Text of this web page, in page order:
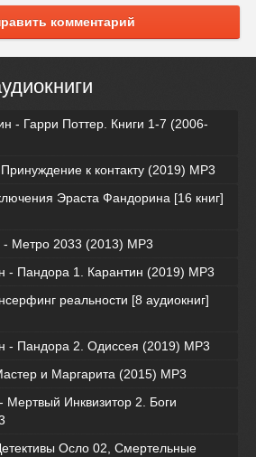
комментарий
- Гарри Поттер. Книги 1-7 (2006-
к контакту (2019) MP3
Эраста Фандорина [16 книг]
- Метро 2033 (2013) MP3
- Пандора 1. Карантин (2019) MP3
реальности [8 аудиокниг]
- Пандора 2. Одиссея (2019) MP3
и Маргарита (2015) MP3
Мертвый Инквизитор 2. Боги
Осло 02, Смертельные